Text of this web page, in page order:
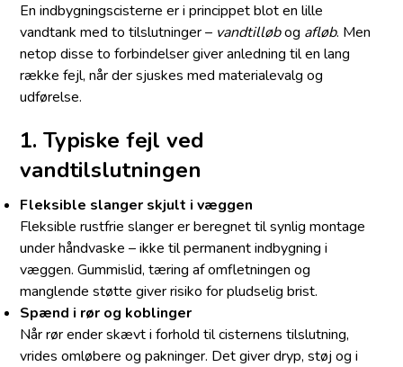
En indbygningscisterne er i princippet blot en lille
vandtank med to tilslutninger – vandtilløbog afløb. Men
netop disse to forbindelser giver anledning til en lang
række fejl, når der sjuskes med materialevalg og
udførelse.
1. Typiske fejl ved
vandtilslutningen
Fleksible slanger skjult i væggen
Fleksible rustfrie slanger er beregnet til synlig montage
under håndvaske – ikke til permanent indbygning i
væggen. Gummislid, tæring af omfletningen og
manglende støtte giver risiko for pludselig brist.
Spænd i rør og koblinger
Når rør ender skævt i forhold til cisternens tilslutning,
vrides omløbere og pakninger. Det giver dryp, støj og i